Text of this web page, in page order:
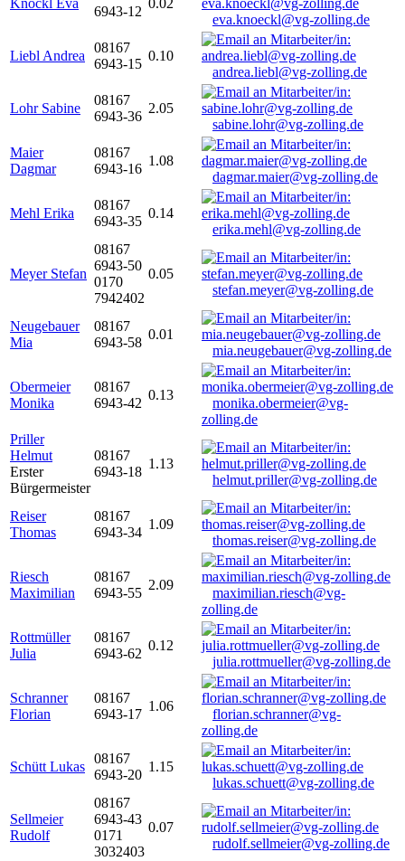
Knöckl Eva
6943-12
0.02
eva.knoeckl@vg-zolling.de
Liebl Andrea
08167
6943-15
0.10
andrea.liebl@vg-zolling.de
Lohr Sabine
08167
6943-36
2.05
sabine.lohr@vg-zolling.de
Maier
Dagmar
08167
6943-16
1.08
dagmar.maier@vg-zolling.de
Mehl Erika
08167
6943-35
0.14
erika.mehl@vg-zolling.de
Meyer Stefan
08167
6943-50
0170
7942402
0.05
stefan.meyer@vg-zolling.de
Neugebauer
Mia
08167
6943-58
0.01
mia.neugebauer@vg-zolling.de
Obermeier
Monika
08167
6943-42
0.13
monika.obermeier@vg-
zolling.de
Priller
Helmut
Erster
Bürgermeister
08167
6943-18
1.13
helmut.priller@vg-zolling.de
Reiser
Thomas
08167
6943-34
1.09
thomas.reiser@vg-zolling.de
Riesch
Maximilian
08167
6943-55
2.09
maximilian.riesch@vg-
zolling.de
Rottmüller
Julia
08167
6943-62
0.12
julia.rottmueller@vg-zolling.de
Schranner
Florian
08167
6943-17
1.06
florian.schranner@vg-
zolling.de
Schütt Lukas
08167
6943-20
1.15
lukas.schuett@vg-zolling.de
Sellmeier
Rudolf
08167
6943-43
0171
3032403
0.07
rudolf.sellmeier@vg-zolling.de